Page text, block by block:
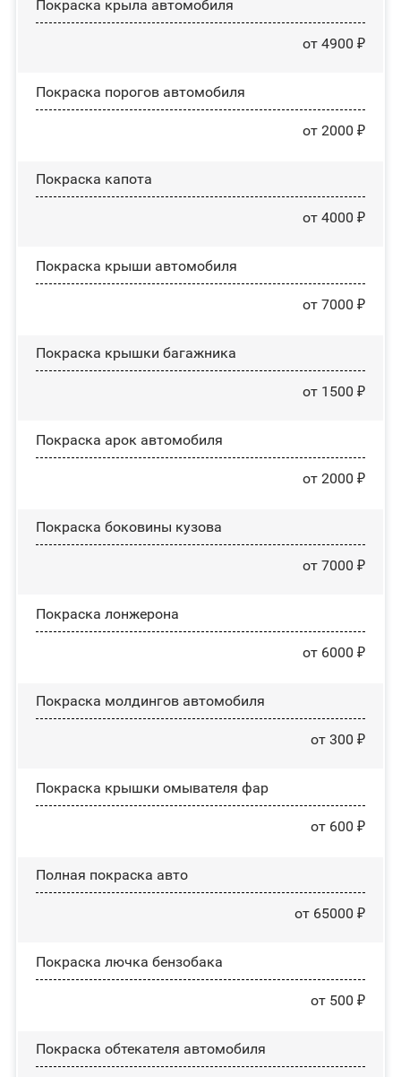
Покраска крыла автомобиля
от 4900 ₽
Покраска порогов автомобиля
от 2000 ₽
Покраска капота
от 4000 ₽
Покраска крыши автомобиля
от 7000 ₽
Покраска крышки багажника
от 1500 ₽
Покраска арок автомобиля
от 2000 ₽
Покраска боковины кузова
от 7000 ₽
Покраска лонжерона
от 6000 ₽
Покраска молдингов автомобиля
от 300 ₽
Покраска крышки омывателя фар
от 600 ₽
Полная покраска авто
от 65000 ₽
Покраска лючка бензобака
от 500 ₽
Покраска обтекателя автомобиля